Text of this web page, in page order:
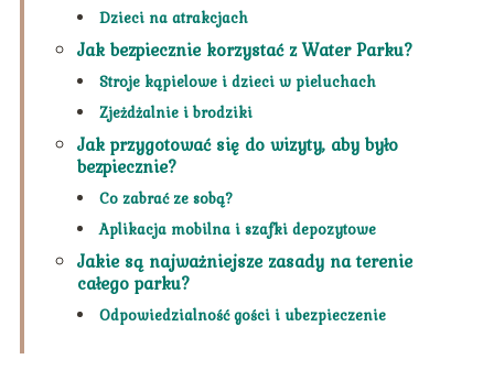
Dzieci na atrakcjach
Jak bezpiecznie korzystać z Water Parku?
Stroje kąpielowe i dzieci w pieluchach
Zjeżdżalnie i brodziki
Jak przygotować się do wizyty, aby było
bezpiecznie?
Co zabrać ze sobą?
Aplikacja mobilna i szafki depozytowe
Jakie są najważniejsze zasady na terenie
całego parku?
Odpowiedzialność gości i ubezpieczenie